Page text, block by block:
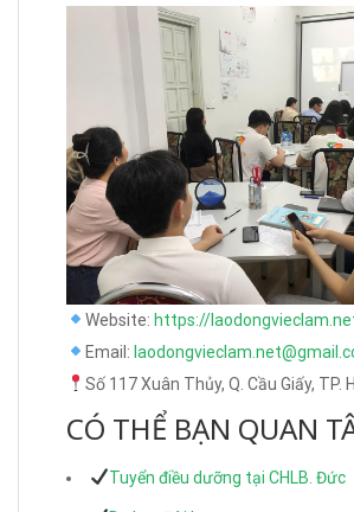
Website: https://
Email:
Số 117 Xuân Thủy, Q. Cầu Giấy, TP.
CÓ THỂ BẠN QUAN
Tuyển điều dưỡng tại CHLB. Đức